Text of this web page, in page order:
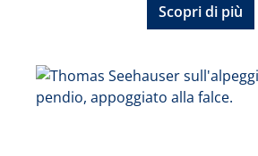
Scopri di più